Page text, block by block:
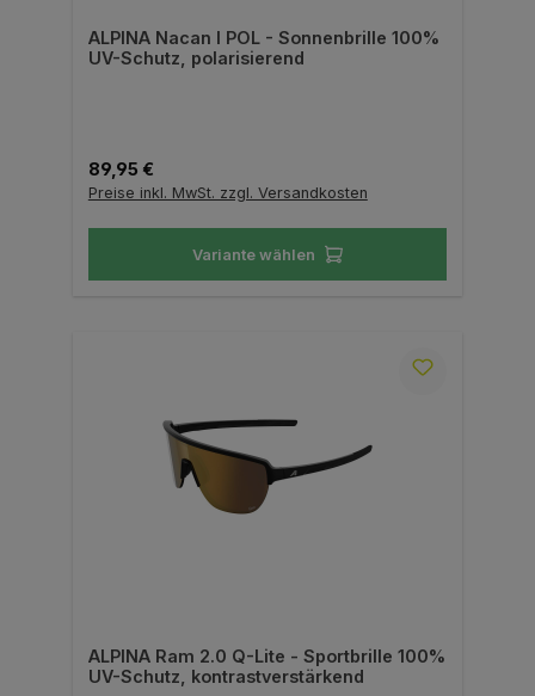
ALPINA Nacan I POL - Sonnenbrille 100%
UV-Schutz, polarisierend
Regulärer Preis:
89,95 €
Preise inkl. MwSt. zzgl. Versandkosten
Variante wählen
ALPINA Ram 2.0 Q-Lite - Sportbrille 100%
UV-Schutz, kontrastverstärkend